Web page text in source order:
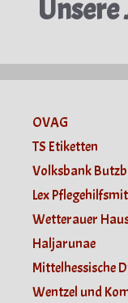
OVAG
TS Etiketten
Volksbank
Lex
Wetterauer
Haljarunae
Mittelhessische
Wentzel und